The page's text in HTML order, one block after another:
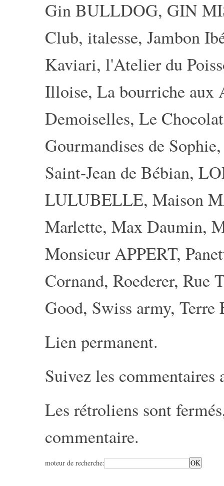
Gin BULLDOG, GIN
Club, italesse, Jambon
Kaviari, l'Atelier du
Illoise, La bourriche aux
Demoiselles, Le
Gourmandises de Sophie
Saint-Jean de Bébian,
LULUBELLE, Maison
Marlette, Max Daumin,
Monsieur APPERT,
Cornand, Roederer, Rue
Good, Swiss army, Terre
Lien permanent.
Suivez les commentaires
Les rétroliens sont
commentaire.
moteur de recherche: